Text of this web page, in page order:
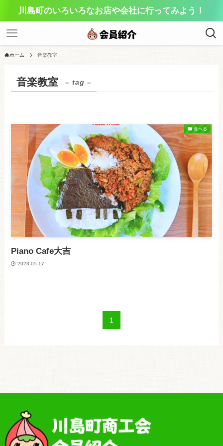
川島町のいろいろなお店や会社に行ってみよう！
ホーム 音楽教室
音楽教室 – tag –
食べる
Piano Cafe大吉
2023-05-17
1